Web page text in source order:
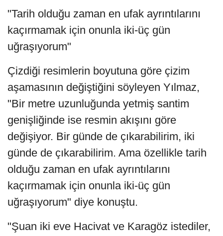
"Tarih olduğu zaman en ufak ayrıntılarını
kaçırmamak için onunla iki-üç gün
uğraşıyorum"
Çizdiği resimlerin boyutuna göre çizim
aşamasının değiştiğini söyleyen Yılmaz,
"Bir metre uzunluğunda yetmiş santim
genişliğinde ise resmin akışını göre
değişiyor. Bir günde de çıkarabilirim, iki
günde de çıkarabilirim. Ama özellikle tarih
olduğu zaman en ufak ayrıntılarını
kaçırmamak için onunla iki-üç gün
uğraşıyorum" diye konuştu.
"Şuan iki eve Hacivat ve Karagöz istediler,